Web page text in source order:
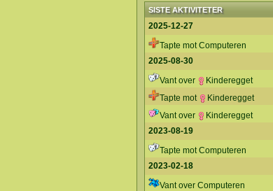
SISTE AKTIVITETER
2025-12-27
Tapte mot Computeren
2025-08-30
Vant over
Kinderegget
Tapte mot
Kinderegget
Vant over
Kinderegget
2023-08-19
Tapte mot Computeren
2023-02-18
Vant over Computeren